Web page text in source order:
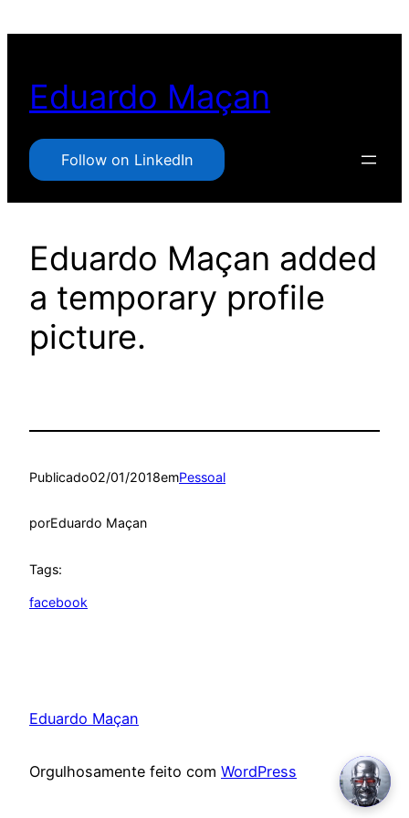
conteúdo
Eduardo Maçan
Follow on LinkedIn
Eduardo Maçan added
a temporary profile
picture.
Publicado02/01/2018emPessoal
porEduardo Maçan
Tags:
facebook
Eduardo Maçan
Orgulhosamente feito com WordPress